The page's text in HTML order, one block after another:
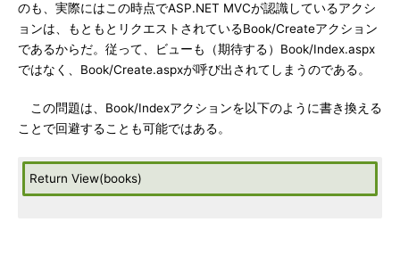
のも、実際にはこの時点でASP.NET MVCが認識しているアクシ
ョンは、もともとリクエストされているBook/Createアクション
であるからだ。従って、ビューも（期待する）Book/Index.aspx
ではなく、Book/Create.aspxが呼び出されてしまうのである。
この問題は、Book/Indexアクションを以下のように書き換える
ことで回避することも可能ではある。
Return View(books)